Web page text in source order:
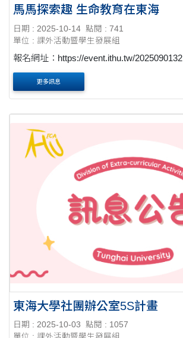
馬馬探索趣 生命教育在東海
日期 : 2025-10-14 點閱 : 741
單位 : 課外活動暨學生發展組
報名網址：https://event.ithu.tw/2025090132
更多訊息
東海大學社團辦公室5S計畫
日期 : 2025-10-03
點閱 : 1057